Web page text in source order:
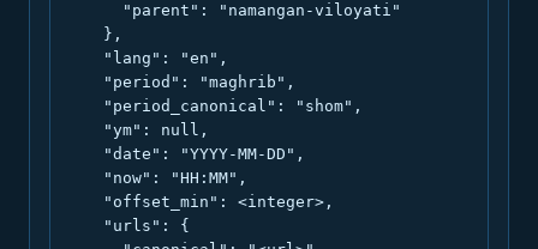
      "parent": "namangan-viloyati"
    },
    "lang": "en",
    "period": "maghrib",
    "period_canonical": "shom",
    "ym": null,
    "date": "YYYY-MM-DD",
    "now": "HH:MM",
    "offset_min": <integer>,
    "urls": {